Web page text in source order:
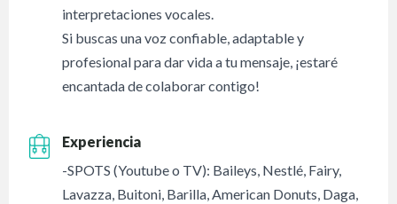
interpretaciones vocales.
Si buscas una voz confiable, adaptable y
profesional para dar vida a tu mensaje, ¡estaré
encantada de colaborar contigo!
Experiencia
-SPOTS (Youtube o TV): Baileys, Nestlé, Fairy,
Lavazza, Buitoni, Barilla, American Donuts, Daga,